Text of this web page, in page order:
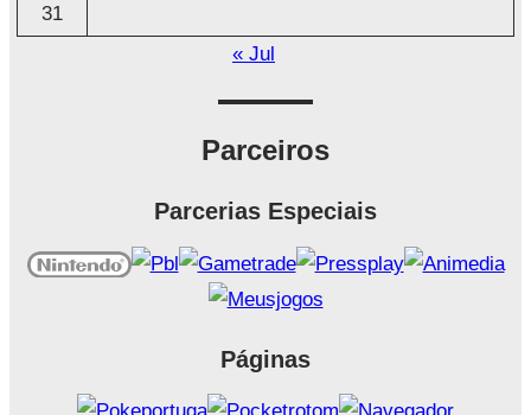
31
« Jul
Parceiros
Parcerias Especiais
Páginas